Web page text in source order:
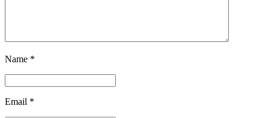
Name *
Email *